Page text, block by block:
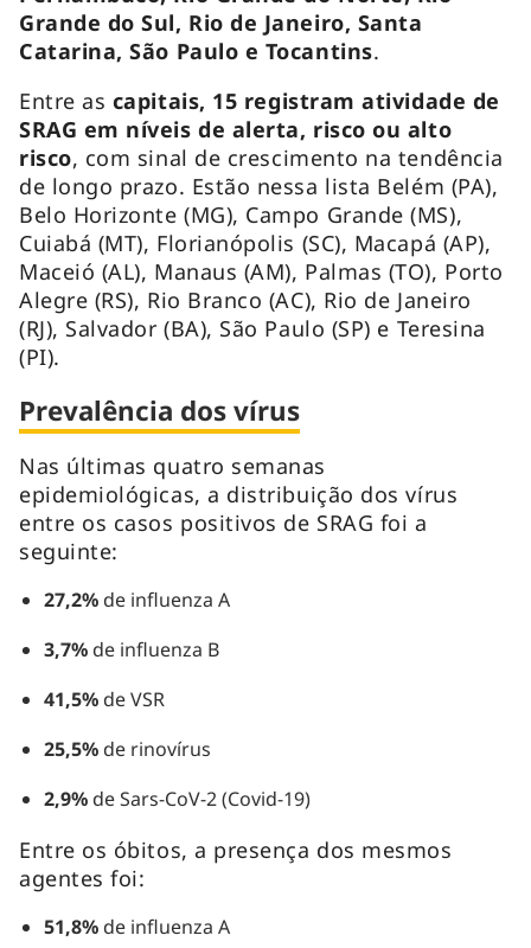
Grande do Sul, Rio de Janeiro, Santa
Catarina, São Paulo e Tocantins.
Entre as capitais, 15 registram atividade de
SRAG em níveis de alerta, risco ou alto
risco, com sinal de crescimento na tendência
de longo prazo. Estão nessa lista Belém (PA),
Belo Horizonte (MG), Campo Grande (MS),
Cuiabá (MT), Florianópolis (SC), Macapá (AP),
Maceió (AL), Manaus (AM), Palmas (TO), Porto
Alegre (RS), Rio Branco (AC), Rio de Janeiro
(RJ), Salvador (BA), São Paulo (SP) e Teresina
(PI).
Prevalência dos vírus
Nas últimas quatro semanas
epidemiológicas, a distribuição dos vírus
entre os casos positivos de SRAG foi a
seguinte:
27,2%de influenza A
3,7% de influenza B
41,5%de VSR
25,5%de rinovírus
2,9%de Sars-CoV-2 (Covid-19)
Entre os óbitos, a presença dos mesmos
agentes foi:
51,8% de influenza A